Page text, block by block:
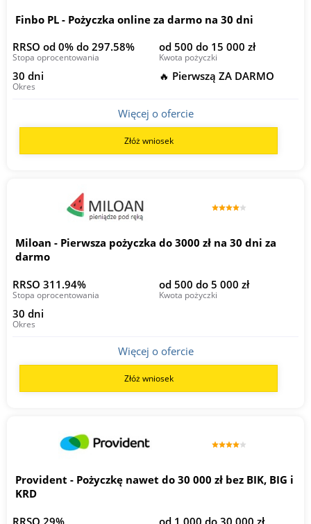
Finbo PL - Pożyczka online za darmo na 30 dni
RRSO od 0% do 297.58%
Stopa oprocentowania
od 500 do 15 000 zł
Kwota pożyczki
30 dni
Okres
🔥 Pierwszą ZA DARMO
Więcej o ofercie
Złóż wniosek
Miloan - Pierwsza pożyczka do 3000 zł na 30 dni za
darmo
RRSO 311.94%
Stopa oprocentowania
od 500 do 5 000 zł
Kwota pożyczki
30 dni
Okres
Więcej o ofercie
Złóż wniosek
Provident - Pożyczkę nawet do 30 000 zł bez BIK, BIG i
KRD
RRSO 29%
od 1 000 do 30 000 zł